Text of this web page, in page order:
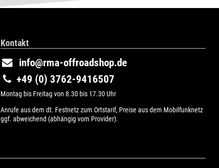
Kontakt
info@rma-offroadshop.de
+49 (0) 3762-9416507
Montag bis Freitag von 8.30 bis 17.30 Uhr
Anrufe aus dem dt. Festnetz zum Ortstarif, Preise aus dem Mobilfunknetz
ggf. abweichend (abhängig vom Provider).